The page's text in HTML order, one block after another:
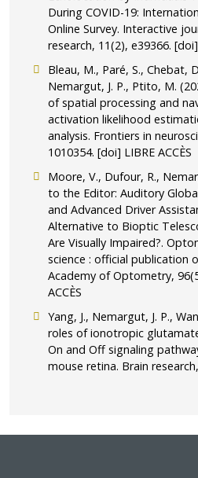
During COVID-19:
Online Survey. Interactive
research, 11(2), e39366. [doi]
Bleau, M., Paré, S., Chebat,
Nemargut, J. P., Ptito, M.
of spatial processing and
activation likelihood
analysis. Frontiers in
1010354. [doi] LIBRE ACCÈS
Moore, V., Dufour, R.,
to the Editor: Auditory
and Advanced Driver
Alternative to Bioptic
Are Visually Impaired?.
science : official publication
Academy of Optometry,
ACCÈS
Yang, J., Nemargut, J. P.,
roles of ionotropic
On and Off signaling
mouse retina. Brain